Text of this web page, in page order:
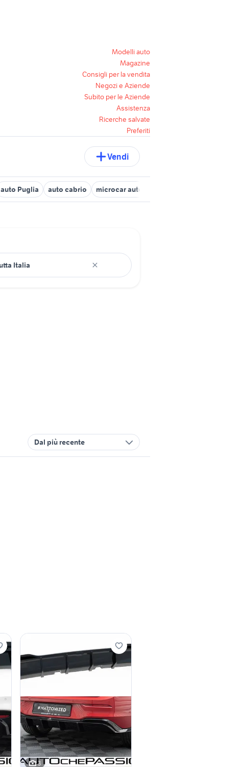
Modelli auto
Magazine
Consigli per la vendita
Negozi e Aziende
Subito per le Aziende
Assistenza
Ricerche salvate
Preferiti
Vendi
auto Puglia auto cabrio microcar auto
Dal più recente
3